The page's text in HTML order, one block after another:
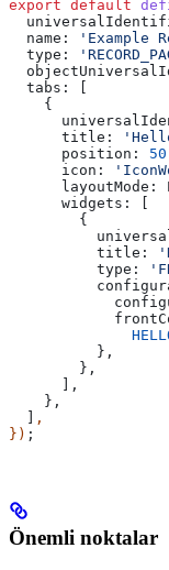
export default
  name:
'Example
  type:
  tabs:
[
    {
      title:
      position:
50
      icon:
      layoutMode:
      widgets:
[
        {
          title:
          type:
          },
        },
      ],
    },
  ]
,
}) ;
Önemli noktalar